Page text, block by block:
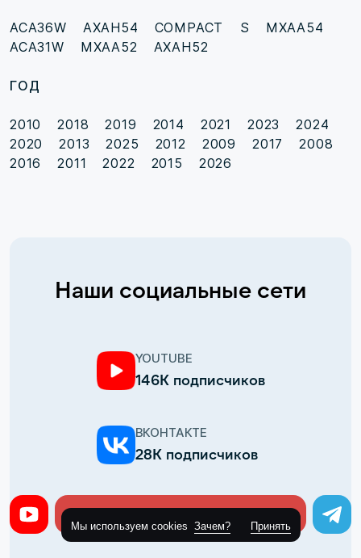
ACA36W AXAH54 COMPACT S
MXAA54
ACA31W
MXAA52 AXAH52
ГОД
2010 2018 2019 2014 2021 2023
2024
2020
2013 2025 2012 2009 2017
2008
2016
2011 2022 2015 2026
Наши социальные сети
YOUTUBE
146К подписчиков
ВКОНТАКТЕ
28К подписчиков
TELEGRAM
21К подписчиков
Мы используем cookies Зачем? Принять